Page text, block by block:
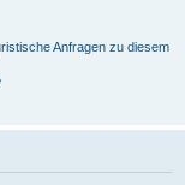
Anfragen zu diesem